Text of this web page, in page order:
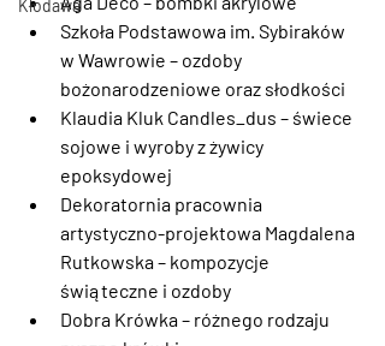
Kłodawa
Szkoła Podstawowa im. Sybiraków
w Wawrowie – ozdoby
bożonarodzeniowe oraz słodkości
Klaudia Kluk Candles_dus – świece
sojowe i wyroby z żywicy
epoksydowej
Dekoratornia pracownia
artystyczno-projektowa Magdalena
Rutkowska – kompozycje
świąteczne i ozdoby
Dobra Krówka – różnego rodzaju